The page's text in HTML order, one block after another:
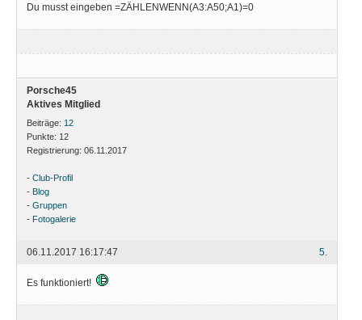
Du musst eingeben =ZÄHLENWENN(A3:A50;A1)=0
Porsche45
Aktives Mitglied
Beiträge: 12
Punkte: 12
Registrierung: 06.11.2017
- Club-Profil
- Blog
- Gruppen
- Fotogalerie
5.
06.11.2017 16:17:47
Es funktioniert!